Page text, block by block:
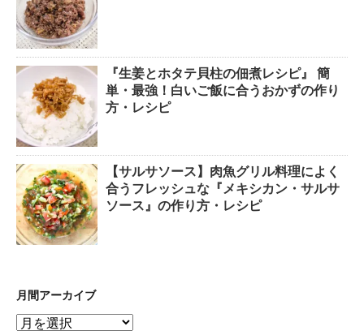
『生姜とホタテ貝柱の佃煮レシピ』 簡
単・最強！白いご飯に合うおかずの作り
方・レシピ
【サルサソース】肉魚グリル料理によく
合うフレッシュな『メキシカン・サルサ
ソース』の作り方・レシピ
月間アーカイブ
月